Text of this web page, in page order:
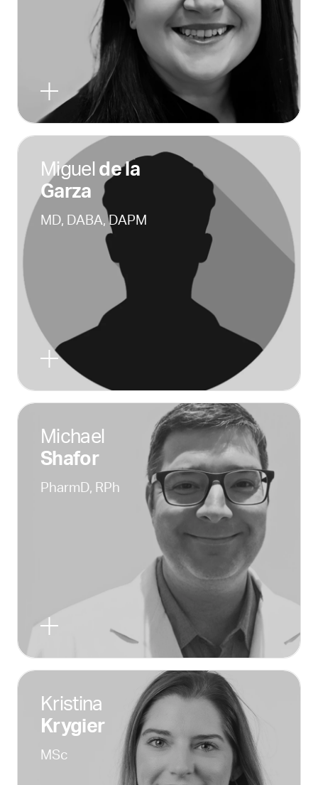
Miguel de la
Garza
MD, DABA, DAPM
Michael
Shafor
PharmD, RPh
Kristina
Krygier
MSc